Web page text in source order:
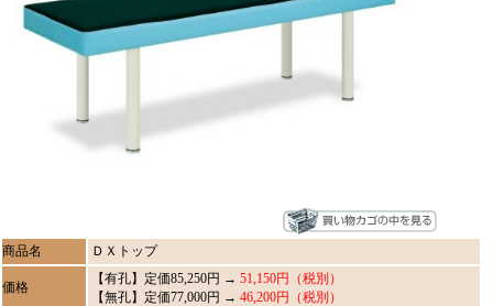
商品名 ＤＸトップ
価格
【有孔】定価85,250円 → 51,150円（税別）
【無孔】定価77,000円 → 46,200円（税別）